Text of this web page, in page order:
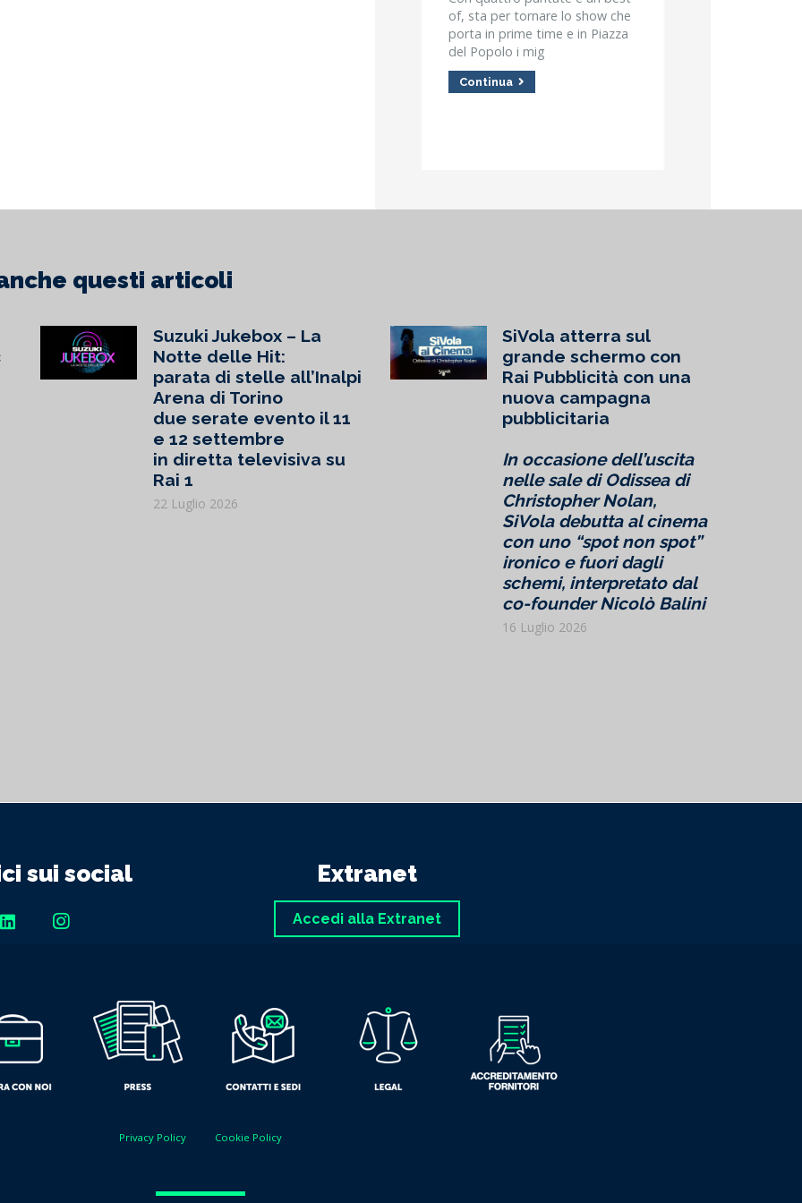
of, sta per tornare lo show che
porta in prime time e in Piazza
del Popolo i mig
Continua
questi articoli
Suzuki Jukebox – La
Notte delle Hit:
parata di stelle all’Inalpi
Arena di Torino
due serate evento il 11
e 12 settembre
in diretta televisiva su
Rai 1
22 Luglio 2026
SiVola atterra sul
grande schermo con
Rai Pubblicità con una
nuova campagna
pubblicitaria
In occasione dell’uscita
nelle sale di Odissea di
Christopher Nolan,
SiVola debutta al cinema
con uno “spot non spot”
ironico e fuori dagli
schemi, interpretato dal
co-founder Nicolò Balini
16 Luglio 2026
sui social Extranet
Accedi alla Extranet
Privacy Policy Cookie Policy